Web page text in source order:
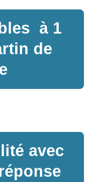
à 1
de
avec